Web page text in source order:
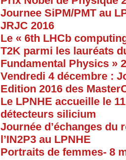
Journee SiPM/PMT au
JRJC 2016
Le « 6th LHCb
T2K parmi les lauréats
Fundamental Physics »
Vendredi 4 décembre :
Edition 2016 des
Le LPNHE accueille le
détecteurs silicium
Journée d’échanges du
l’IN2P3 au LPNHE
Portraits de femmes- 8